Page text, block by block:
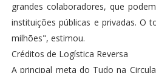
grandes colaboradores, que
instituições públicas e privadas. O
milhões", estimou.
Créditos de Logística Reversa
A principal meta do Tudo na